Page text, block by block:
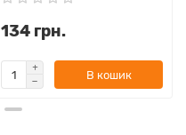
134 грн.
В кошик